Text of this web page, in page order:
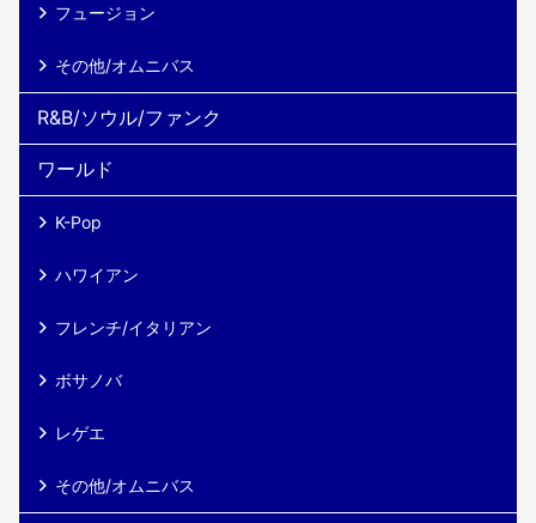
フュージョン
その他/オムニバス
R&B/ソウル/ファンク
ワールド
K-Pop
ハワイアン
フレンチ/イタリアン
ボサノバ
レゲエ
その他/オムニバス